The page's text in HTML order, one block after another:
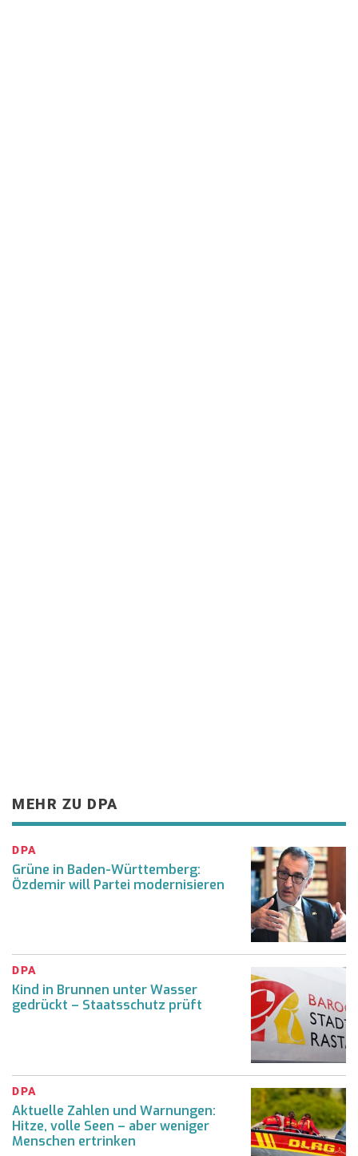
MEHR ZU DPA
DPA
Grüne in Baden-Württemberg:
Özdemir will Partei modernisieren
DPA
Kind in Brunnen unter Wasser
gedrückt – Staatsschutz prüft
DPA
Aktuelle Zahlen und Warnungen:
Hitze, volle Seen – aber weniger
Menschen ertrinken